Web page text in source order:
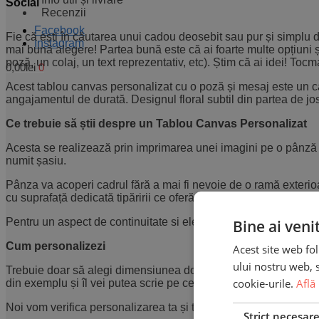
Facebook
Instagram
0,00lei 0
Recenzii
Fie că ești în căutarea unui cadou deosebit sau pur și
mai bună alegere! Partea bună este că ai foarte multe
poză, un colaj, un text reprezentativ, etc). Știm că ai idei!
Acest tablou canvas personalizat cu o poză și mesaj este un
angajamentul de durată. Designul floral subtil din partea de
Ce trebuie să știi despre un Tablou Canvas Personalizat
Acesta se realizează prin imprimarea unei imagini pe o
numit șasiu.
Pânza va acoperi cadrul fără a mai fi nevoie de o ramă
cu suprafață dedicată tipăririi ce oferă fidelitate și rezistență
Pentru un aspect de continuitate si eleganță, pe lateralele
Cum personalizezi
Trebuie doar să alegi dimensiunea dorită, apoi să utilizezi
din exemplu și îl vei putea scrie pe cel dorit de tine. Tabloul
Noi vom verifica personalizarea ta și te vom anunța dacă
Bine ai
Acest site web
ului nostru web,
cookie-urile. Află
Strict necesare